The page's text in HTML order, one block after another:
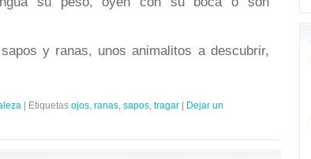
y ranas, unos animalitos a descubrir,
Etiquetas ojos, ranas, sapos, tragar
Dejar un